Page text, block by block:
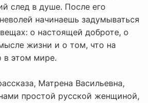
след в душе. После его
начинаешь задумываться
о настоящей доброте, о
жизни и о том, что на
в этом мире.
Матрена Васильевна,
простой русской женщиной,